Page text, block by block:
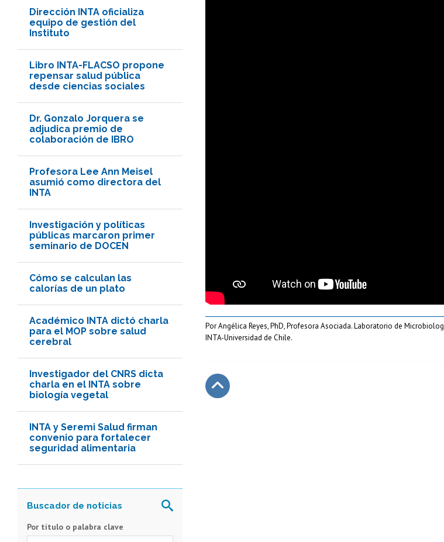
Dirección INTA oficializa
equipo de gestión del
Instituto
Libro INTA-FLACSO propone
repensar salud pública
desde ciencias sociales
Dr. Gonzalo Jorquera se
adjudica premio de
colaboración de IBRO
Profesora Lee Ann Meisel
asumió como directora del
INTA
Investigación y políticas
públicas marcaron primer
seminario de DOCEN
Cómo se calculan las
calorías de un plato
Académico INTA dictó charla
para el MOP sobre salud
cerebral
Investigador del CNRS dicta
charla en el INTA sobre
biología vegetal
INTA y Seremi Salud firman
convenio para fortalecer
seguridad alimentaria
Por Angélica Reyes, PhD, Profesora Asociada. Laboratorio de
INTA-Universidad de Chile.
Por título o palabra clave